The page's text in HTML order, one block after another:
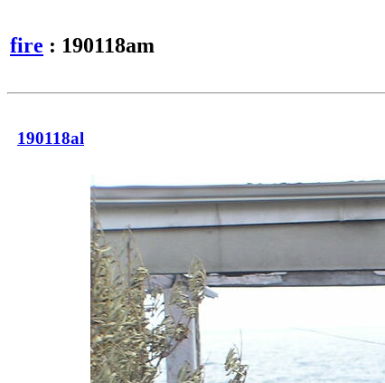
fire : 190118am
190118al